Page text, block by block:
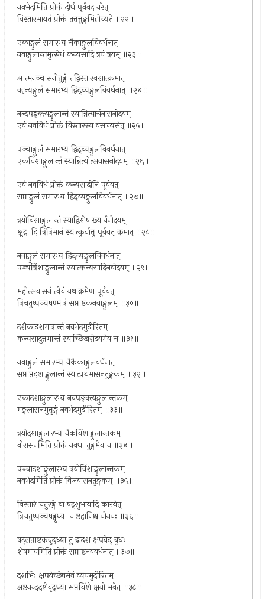
नवभेदमिति प्रोक्तं दीर्घं पूर्ववदाचरेत्
विस्तारमायतं प्रोक्तं तत्तत्तुङ्गमिहोच्यते ॥२२॥
एकाङ्गुलं समारभ्य चैकाङ्गुलविवर्धनात्
नवाङ्गुलान्तमुत्सेधं कन्यसादि त्रयं त्रयम् ॥२३॥
आत्मनञ्चासनोत्तुङ्गं तद्विस्तारवशात्क्रमात्
वह्न्यङ्गुलं समारभ्य द्विद्व्यङ्गुलविवर्धनात् ॥२४॥
नन्दपङ्क्त्यङ्गुलान्तं स्यान्नित्यार्चनासनोदयम्
एवं नवविधं प्रोक्तं विस्तारस्य वसान्यसेत् ॥२५॥
पञ्चाङ्गुलं समारभ्य द्विद्व्यङ्गुलविवर्धनात्
एकविंशाङ्गुलान्तं स्यान्नित्योत्सवासनोदयम् ॥२६॥
एवं नवविधं प्रोक्तं कन्यसादीनि पूर्ववत्
सप्ताङ्गुलं समारभ्य द्विद्व्यङ्गुलविवर्धनात् ॥२७॥
त्रयोविंशाङ्गुलान्तं स्याद्विशेषाख्यार्चनोदयम्
क्षुद्रा दि त्रित्रिमानं स्यात्कुर्यात्तु पूर्ववत् क्रमात् ॥२८॥
नवाङ्गुलं समारभ्य द्विद्व्यङ्गुलविवर्धनात्
पञ्चत्रिंशाङ्गुलान्तं स्यात्कन्यसादिनवोदयम् ॥२९॥
महोत्सवासनं त्वेवं यथाक्रमेण पूर्ववत्
त्रिचतुष्पञ्चषण्मात्रं सप्ताष्टकनवाङ्गुलम् ॥३०॥
दशैकादशमात्रान्तं नवभेदमुदीरितम्
कन्यसादुत्तमान्तं स्याच्छिखरोदयमेव च ॥३१॥
नवाङ्गुलं समारभ्य चैकैकाङ्गुलवर्धनात्
सप्ताप्तदशाङ्गुलान्तं स्यात्प्रथमासनतुङ्गकम् ॥३२॥
एकादशाङ्गुलारभ्य नवपङ्क्त्यङ्गुलान्तकम्
मङ्गलासनमुत्तुङ्गं नवभेदमुदीरितम् ॥३३॥
त्रयोदशाङ्गुलारभ्य चैकविंशाङ्गुलान्तकम्
वीरासनमिति प्रोक्तं नवधा तुङ्गमेव च ॥३४॥
पञ्चादशाङ्गुलारभ्य त्रयोविंशाङ्गुलान्तकम्
नवभेदमिति प्रोक्तं विजयासनतुङ्गकम् ॥३५॥
विस्तारे चतुरङ्गे वा षट्शुभायादि कारयेत्
त्रिचतुष्पञ्चषड्वृध्या चाष्टहानिश्च योनयः ॥३६॥
षट्सप्ताष्टकवृद्ध्या तु द्वादश क्षपयेद् बुधः
शेषमायमिति प्रोक्तं सप्ताष्टनववर्धनात् ॥३७॥
दशभिः क्षपयेच्छेषमेवं व्ययमुदीरितम्
अष्टनन्ददशेवृद्ध्या सप्तविंशे क्षयो भवेत् ॥३८॥